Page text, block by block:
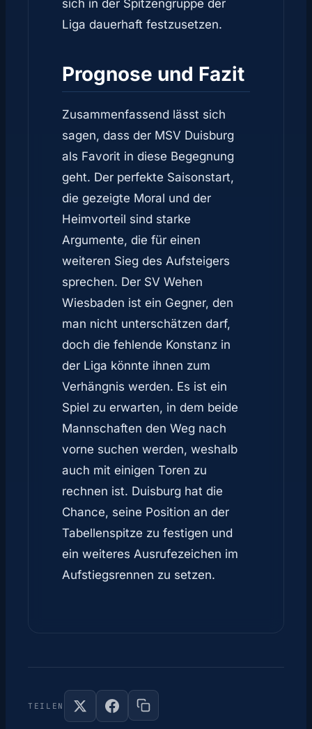
sich in der Spitzengruppe der
Liga dauerhaft festzusetzen.
Prognose und Fazit
Zusammenfassend lässt sich
sagen, dass der MSV Duisburg
als Favorit in diese Begegnung
geht. Der perfekte Saisonstart,
die gezeigte Moral und der
Heimvorteil sind starke
Argumente, die für einen
weiteren Sieg des Aufsteigers
sprechen. Der SV Wehen
Wiesbaden ist ein Gegner, den
man nicht unterschätzen darf,
doch die fehlende Konstanz in
der Liga könnte ihnen zum
Verhängnis werden. Es ist ein
Spiel zu erwarten, in dem beide
Mannschaften den Weg nach
vorne suchen werden, weshalb
auch mit einigen Toren zu
rechnen ist. Duisburg hat die
Chance, seine Position an der
Tabellenspitze zu festigen und
ein weiteres Ausrufezeichen im
Aufstiegsrennen zu setzen.
TEILEN